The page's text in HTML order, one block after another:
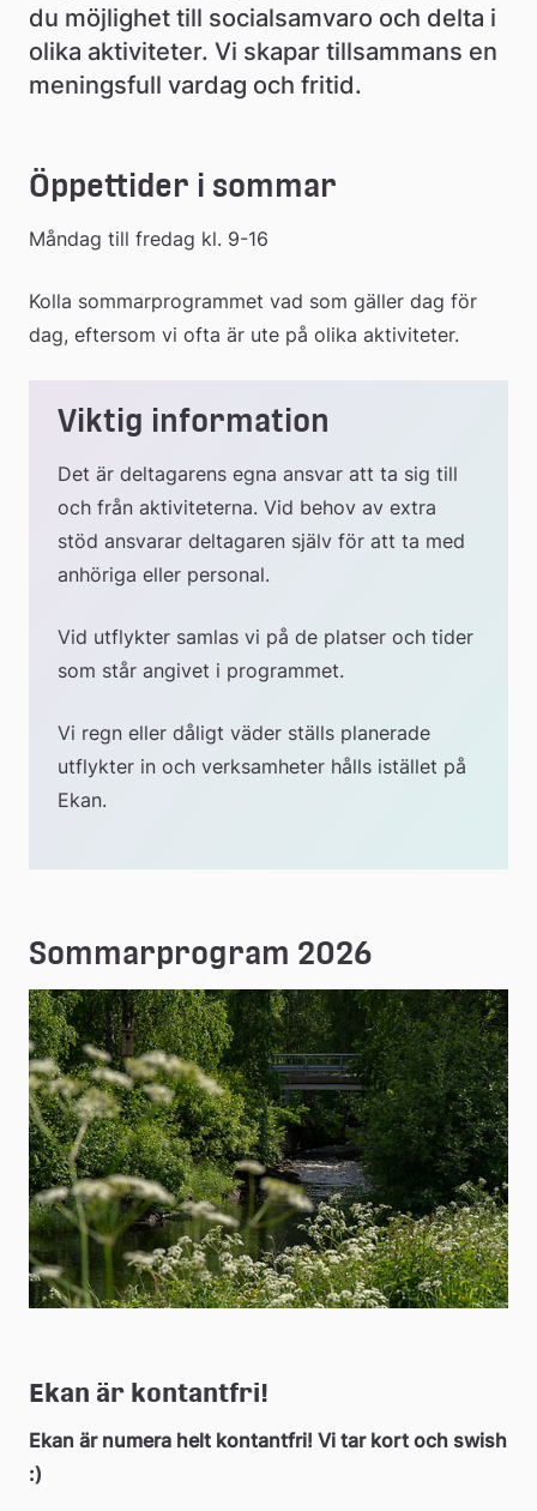
du möjlighet till socialsamvaro och delta i
olika aktiviteter. Vi skapar tillsammans en
meningsfull vardag och fritid.
Öppettider i sommar
Måndag till fredag kl. 9-16
Kolla sommarprogrammet vad som gäller dag för
dag, eftersom vi ofta är ute på olika aktiviteter.
Viktig information
Det är deltagarens egna ansvar att ta sig till
och från aktiviteterna. Vid behov av extra
stöd ansvarar deltagaren själv för att ta med
anhöriga eller personal.
Vid utflykter samlas vi på de platser och tider
som står angivet i programmet.
Vi regn eller dåligt väder ställs planerade
utflykter in och verksamheter hålls istället på
Ekan.
Sommarprogram 2026
Ekan är kontantfri!
Ekan är numera helt kontantfri! Vi tar kort och swish
:)